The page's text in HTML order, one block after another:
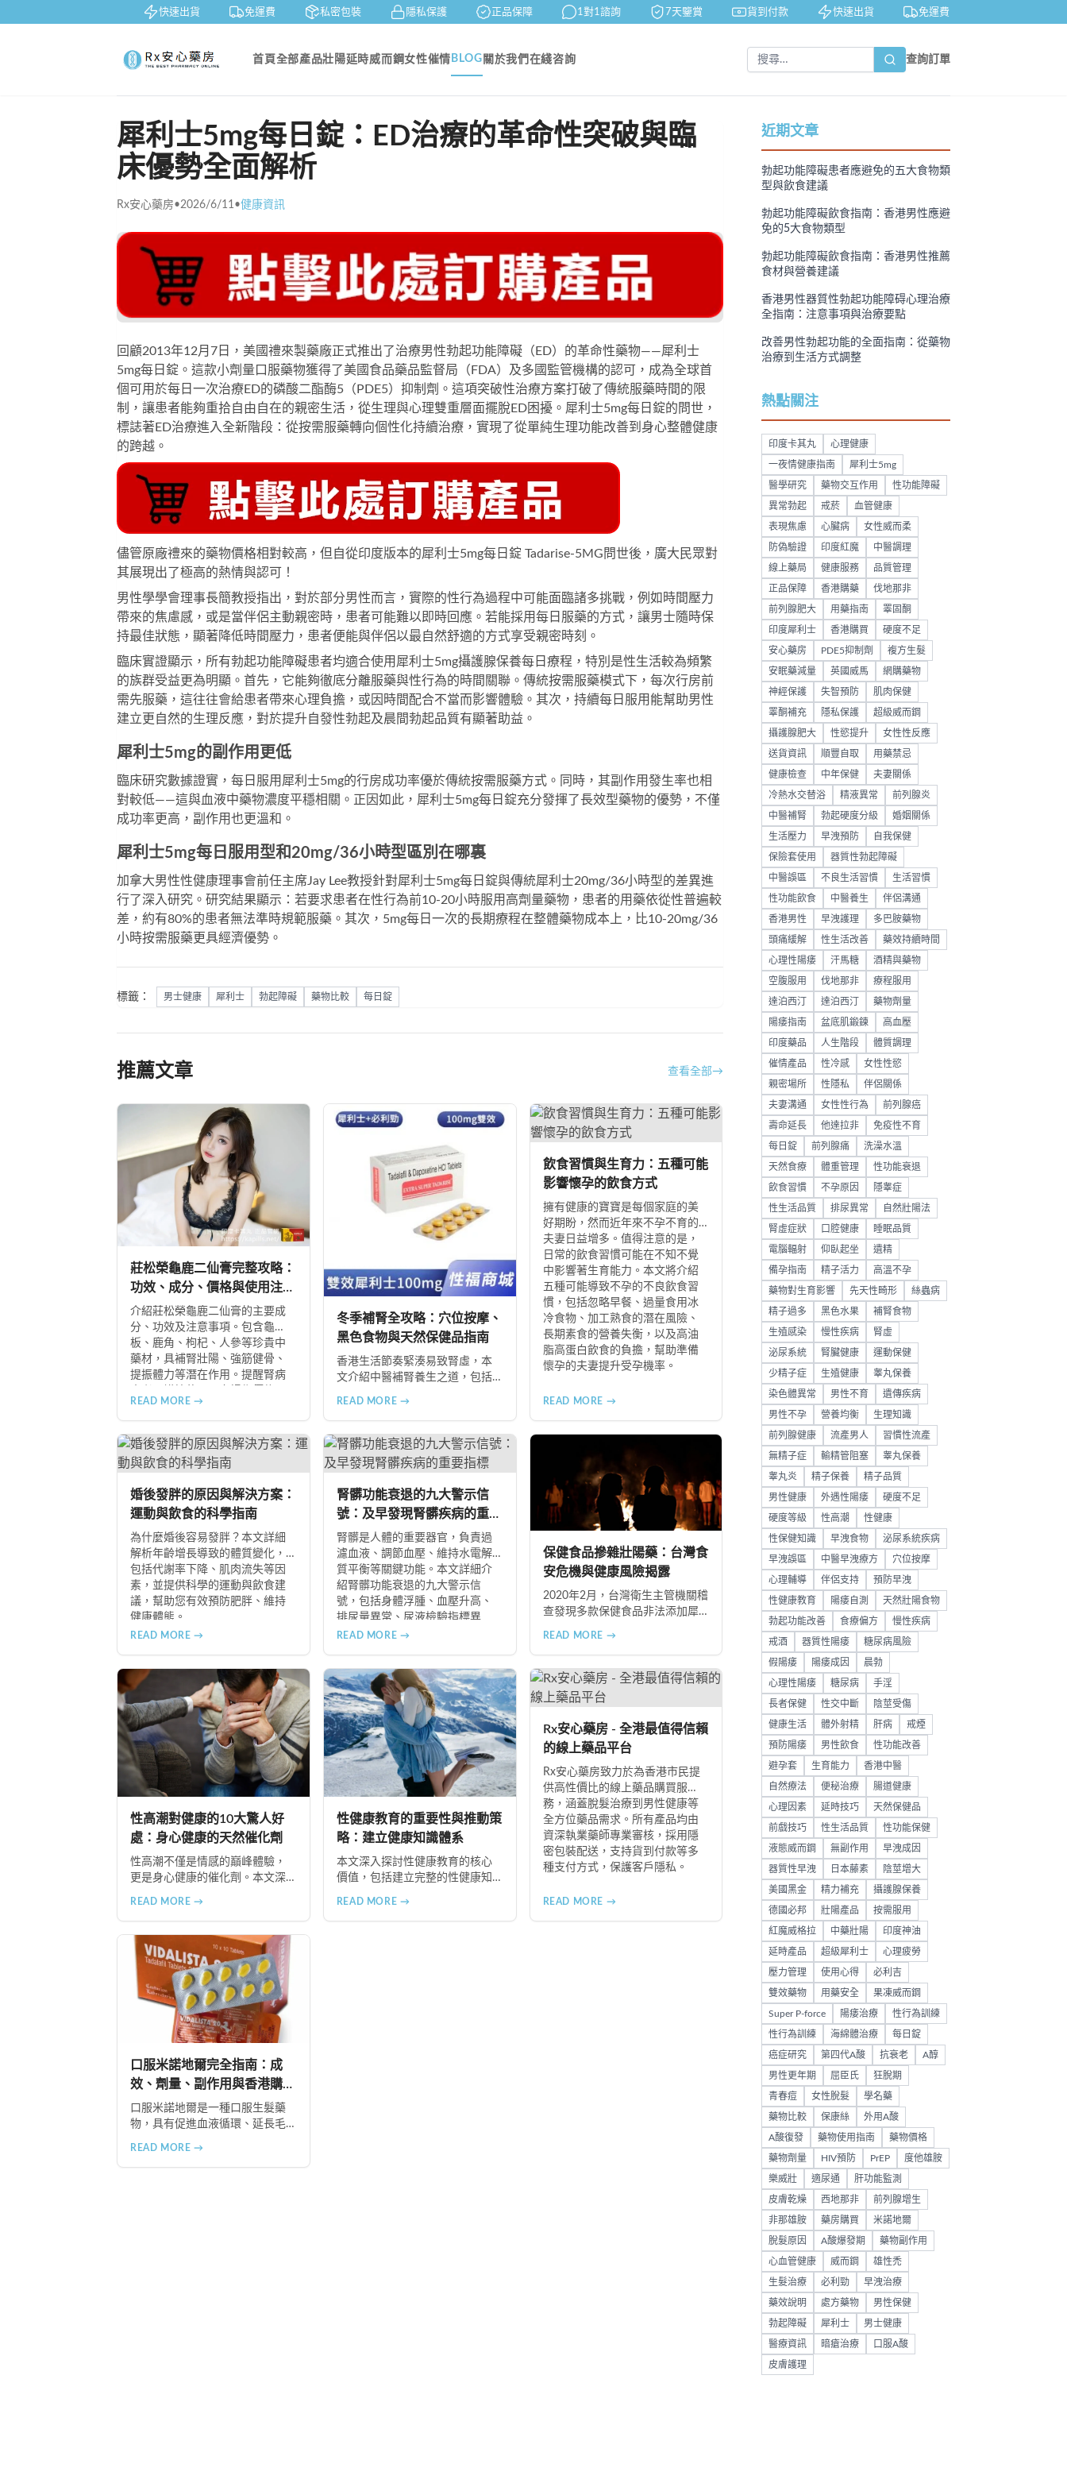
快速出貨 免運費 私密包裝 隱私保護 正品保障 1對1諮詢 7天鑒賞 貨到付款 快速出貨 免運費
首頁全部產品壯陽延時威而鋼女性催情 BLOG 關於我們 在綫咨詢 查詢訂單
犀利士5mg每日錠：ED治療的革命性突破與臨
床優勢全面解析
Rx安心藥房•2026/6/11•健康資訊
回顧2013年12月7日，美國禮來製藥廠正式推出了治療男性勃起功能障礙（ED）的革命性藥物——犀利士
5mg每日錠 。這款小劑量口服藥物獲得了美國食品藥品監督局（FDA）及多國監管機構的認可，成為全球首
個可用於每日一次治療ED的磷酸二酯酶5（PDE5）抑制劑。這項突破性治療方案打破了傳統服藥時間的限
制，讓患者能夠重拾自由自在的親密生活，從生理與心理雙重層面擺脫ED困擾。 犀利士5mg每日錠的問世，
標誌著ED治療進入全新階段：從按需服藥轉向個性化持續治療，實現了從單純生理功能改善到身心整體健康
的跨越。
儘管原廠禮來的藥物價格相對較高，但自從印度版本的犀利士5mg每日錠 Tadarise-5MG問世後，廣大民眾對
其展現出了極高的熱情與認可！
男性學學會理事長簡教授指出，對於部分男性而言，實際的性行為過程中可能面臨諸多挑戰，例如時間壓力
帶來的焦慮感，或是當伴侶主動親密時，患者可能難以即時回應。若能採用每日服藥的方式，讓男士隨時保
持最佳狀態，顯著降低時間壓力，患者便能與伴侶以最自然舒適的方式享受親密時刻。
臨床實證顯示，所有勃起功能障礙患者均適合使用 犀利士5mg攝護腺保養每日療程，特別是性生活較為頻繁
的族群受益更為明顯。首先，它能夠徹底分離服藥與性行為的時間關聯。傳統按需服藥模式下，每次行房前
需先服藥，這往往會給患者帶來心理負擔，或因時間配合不當而影響體驗。其次，持續每日服用能幫助男性
建立更自然的生理反應，對於提升自發性勃起及晨間勃起品質有顯著助益。
犀利士5mg的副作用更低
臨床研究數據證實，每日服用 犀利士5mg的行房成功率優於傳統按需服藥方式。同時，其副作用發生率也相
對較低——這與血液中藥物濃度平穩相關。正因如此， 犀利士5mg每日錠充分發揮了長效型藥物的優勢，不僅
成功率更高，副作用也更溫和。
犀利士5mg每日服用型和20mg/36小時型區別在哪裏
加拿大男性性健康理事會前任主席Jay Lee教授針對犀利士5mg每日錠與傳統犀利士20mg/36小時型的差異進
行了深入研究。研究結果顯示：若要求患者在性行為前10-20小時服用高劑量藥物，患者的用藥依從性普遍較
差，約有80%的患者無法準時規範服藥。其次，5mg每日一次的長期療程在整體藥物成本上，比10-20mg/36
小時按需服藥更具經濟優勢。
標籤： 男士健康 犀利士 勃起障礙 藥物比較 每日錠
推薦文章 查看全部→
莊松榮龜鹿二仙膏完整攻略：
功效、成分、價格與使用注意
事項
介紹莊松榮龜鹿二仙膏的主要成
分、功效及注意事項。包含龜
板、鹿角、枸杞、人參等珍貴中
藥材，具補腎壯陽、強筋健骨、
提振體力等潛在作用。提醒腎病
NT$12,500-12,800。
READ MORE →
冬季補腎全攻略：穴位按摩、
黑色食物與天然保健品指南
香港生活節奏緊湊易致腎虛，本
文介紹中醫補腎養生之道，包括
B+ Complex 等天然保健品，助您
冬季有效補腎強身。
READ MORE →
飲食習慣與生育力：五種可能
影響懷孕的飲食方式
擁有健康的寶寶是每個家庭的美
好期盼，然而近年來不孕不育的
夫妻日益增多。值得注意的是，
日常的飲食習慣可能在不知不覺
中影響著生育能力。本文將介紹
五種可能導致不孕的不良飲食習
慣，包括忽略早餐、過量食用冰
冷食物、加工熟食的潛在風險、
長期素食的營養失衡，以及高油
脂高蛋白飲食的負擔，幫助準備
懷孕的夫妻提升受孕機率。
READ MORE →
婚後發胖的原因與解決方案：
運動與飲食的科學指南
為什麼婚後容易發胖？本文詳細
解析年齡增長導致的體質變化，
包括代謝率下降、肌肉流失等因
素，並提供科學的運動與飲食建
議，幫助您有效預防肥胖、維持
健康體態。
READ MORE →
腎髒功能衰退的九大警示信
號：及早發現腎髒疾病的重要
指標
腎髒是人體的重要器官，負責過
濾血液、調節血壓、維持水電解
質平衡等關鍵功能。本文詳細介
紹腎髒功能衰退的九大警示信
號，包括身體浮腫、血壓升高、
排尿量異常、尿液檢驗指標異
常、怕冷手腳冰涼、頭暈目眩伴
助您及早發現腎髒疾病的跡象，
儘快就醫檢查。
READ MORE →
保健食品摻雜壯陽藥：台灣食
安危機與健康風險揭露
2020年2月，台灣衛生主管機關稽
查發現多款保健食品非法添加犀
康危害，包含真實死亡案例，並
呼籲民眾透過合法管道購藥，切
勿聽信偏方。
READ MORE →
性高潮對健康的10大驚人好
處：身心健康的天然催化劑
性高潮不僅是情感的巔峰體驗，
更是身心健康的催化劑。本文深
緒、提升嗅覺敏感度、強健肌
肉、天然止痛、促進血液循環、
有助體重管理以及建立親密情感
連結。
READ MORE →
性健康教育的重要性與推動策
略：建立健康知識體系
本文深入探討性健康教育的核心
價值，包括建立完整的性健康知
READ MORE →
Rx安心藥房 - 全港最值得信賴
的線上藥品平台
Rx安心藥房致力於為香港市民提
供高性價比的線上藥品購買服
務，涵蓋脫髮治療到男性健康等
全方位藥品需求。所有產品均由
資深執業藥師專業審核，採用隱
密包裝配送，支持貨到付款等多
種支付方式，保護客戶隱私。
READ MORE →
口服米諾地爾完全指南：成
效、劑量、副作用與香港購買
方法
口服米諾地爾是一種口服生髮藥
物，具有促進血液循環、延長毛
READ MORE →
近期文章
勃起功能障礙患者應避免的五大食物類
型與飲食建議
勃起功能障礙飲食指南：香港男性應避
免的5大食物類型
勃起功能障礙飲食指南：香港男性推薦
食材與營養建議
香港男性器質性勃起功能障碍心理治療
全指南：注意事項與治療要點
改善男性勃起功能的全面指南：從藥物
治療到生活方式調整
熱點關注
印度卡其丸 心理健康
一夜情健康指南 犀利士5mg
醫學研究 藥物交互作用 性功能障礙
異常勃起 戒菸 血管健康
表現焦慮 心臟病 女性威而柔
防偽驗證 印度紅魔 中醫調理
線上藥局 健康服務 品質管理
正品保障 香港購藥 伐地那非
前列腺肥大 用藥指南 睪固酮
印度犀利士 香港購買 硬度不足
安心藥房 PDE5抑制劑 複方生髮
安眠藥減量 英國威馬 網購藥物
神經保護 失智預防 肌肉保健
睪酮補充 隱私保護 超級威而鋼
攝護腺肥大 性慾提升 女性性反應
送貨資訊 順豐自取 用藥禁忌
健康檢查 中年保健 夫妻關係
冷熱水交替浴 精液異常 前列腺炎
中醫補腎 勃起硬度分級 婚姻關係
生活壓力 早洩預防 自我保健
保險套使用 器質性勃起障礙
中醫誤區 不良生活習慣 生活習慣
性功能飲食 中醫養生 伴侶溝通
香港男性 早洩護理 多巴胺藥物
頭痛緩解 性生活改善 藥效持續時間
心理性陽痿 汗馬糖 酒精與藥物
空腹服用 伐地那非 療程服用
達泊西汀 達泊西汀 藥物劑量
陽痿指南 盆底肌鍛鍊 高血壓
印度藥品 人生階段 體質調理
催情產品 性冷感 女性性慾
親密場所 性隱私 伴侶關係
夫妻溝通 女性性行為 前列腺癌
壽命延長 他達拉非 免疫性不育
每日錠 前列腺痛 洗澡水溫
天然食療 體重管理 性功能衰退
飲食習慣 不孕原因 隱睾症
性生活品質 排尿異常 自然壯陽法
腎虛症狀 口腔健康 睡眠品質
電腦輻射 仰臥起坐 遺精
備孕指南 精子活力 高溫不孕
藥物對生育影響 先天性畸形 絲蟲病
精子過多 黑色水果 補腎食物
生殖感染 慢性疾病 腎虛
泌尿系統 腎臟健康 運動保健
少精子症 生殖健康 睾丸保養
染色體異常 男性不育 遺傳疾病
男性不孕 營養均衡 生理知識
前列腺健康 流產男人 習慣性流產
無精子症 輸精管阻塞 睾丸保養
睾丸炎 精子保養 精子品質
男性健康 外遇性陽痿 硬度不足
硬度等級 性高潮 性健康
性保健知識 早洩食物 泌尿系統疾病
早洩誤區 中醫早洩療方 穴位按摩
心理輔導 伴侶支持 預防早洩
性健康教育 陽痿自測 天然壯陽食物
勃起功能改善 食療偏方 慢性疾病
戒酒 器質性陽痿 糖尿病風險
假陽痿 陽痿成因 晨勃
心理性陽痿 糖尿病 手淫
長者保健 性交中斷 陰莖受傷
健康生活 體外射精 肝病 戒煙
預防陽痿 男性飲食 性功能改善
避孕套 生育能力 香港中醫
自然療法 便秘治療 腸道健康
心理因素 延時技巧 天然保健品
前戲技巧 性生活品質 性功能保健
液態威而鋼 無副作用 早洩成因
器質性早洩 日本藤素 陰莖增大
美國黑金 精力補充 攝護腺保養
德國必邦 壯陽產品 按需服用
紅魔威格拉 中藥壯陽 印度神油
延時產品 超級犀利士 心理疲勞
壓力管理 使用心得 必利吉
雙效藥物 用藥安全 果凍威而鋼
Super P-force 陽痿治療 性行為訓練
性行為訓練 海綿體治療 每日錠
癌症研究 第四代A酸 抗衰老 A醇
男性更年期 屈臣氏 狂脫期
青春痘 女性脫髮 學名藥
藥物比較 保康絲 外用A酸
A酸復發 藥物使用指南 藥物價格
藥物劑量 HIV預防 PrEP 度他雄胺
樂威壯 適尿通 肝功能監測
皮膚乾燥 西地那非 前列腺增生
非那雄胺 藥房購買 米諾地爾
脫髮原因 A酸爆發期 藥物副作用
心血管健康 威而鋼 雄性禿
生髮治療 必利勁 早洩治療
藥效說明 處方藥物 男性保健
勃起障礙 犀利士 男士健康
醫療資訊 暗瘡治療 口服A酸
皮膚護理